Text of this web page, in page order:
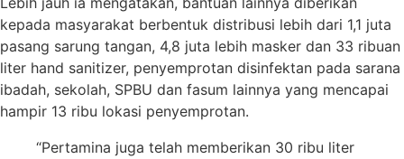
kepada masyarakat berbentuk distribusi lebih dari 1,1 juta
pasang sarung tangan, 4,8 juta lebih masker dan 33 ribuan
liter hand sanitizer, penyemprotan disinfektan pada sarana
ibadah, sekolah, SPBU dan fasum lainnya yang mencapai
hampir 13 ribu lokasi penyemprotan.
“Pertamina juga telah memberikan 30 ribu liter